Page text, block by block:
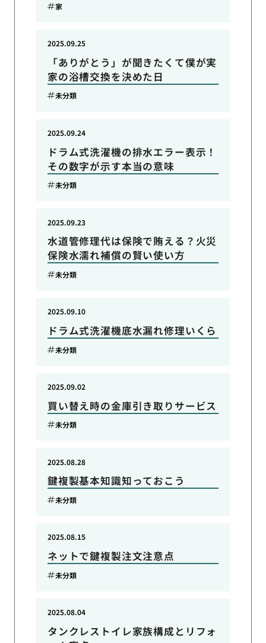
家
「ありがとう」が聞きたくて僕が実
家の浴槽交換を決めた日
2025.09.25
未分類
ドラム式洗濯機の排水エラー表示！
その数字が示す本当の意味
2025.09.24
未分類
水道管修理代は保険で賄える？火災
保険水濡れ補償の賢い使い方
2025.09.23
未分類
ドラム式洗濯機底水漏れ修理いくら
2025.09.10
未分類
買い替え時の金庫引き取りサービス
2025.09.02
未分類
鍵複製基本知識知っておこう
2025.08.28
未分類
ネットで鍵複製注文注意点
2025.08.15
未分類
タンクレストイレ家族構成とリフォ
2025.08.04